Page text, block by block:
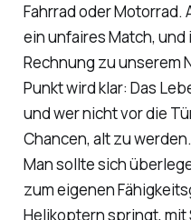
Fahrrad oder Motorrad.
ein unfaires Match, und
Rechnung zu unserem
Punkt wird klar: Das
und wer nicht vor die
Chancen, alt zu
Man sollte sich
zum eigenen
Helikoptern springt,